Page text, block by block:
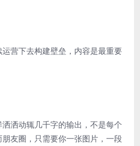
营下去构建壁垒，内容是最重要
洒动辄几千字的输出，不是每个
友圈，只需要你一张图片，一段